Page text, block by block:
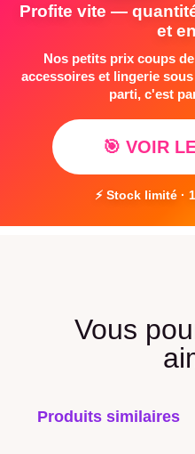
Profite vite —
et
Nos petits prix coups
accessoires et lingerie
parti, c'est
🎯 VOIR
⚡ Stock limité ·
Vous
Produits similaires